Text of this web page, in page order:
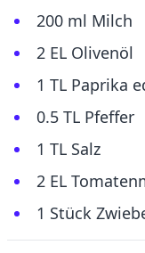
200 ml Milch
2 EL Olivenöl
1 TL Paprika
0.5 TL Pfeffer
1 TL Salz
2 EL
1 Stück